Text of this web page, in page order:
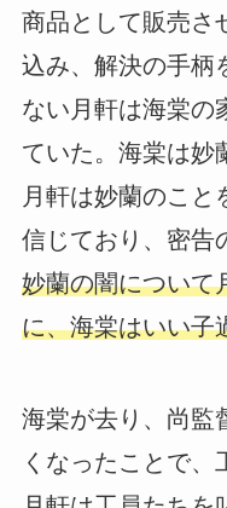
商品として販売さ
込み、解決の手柄
ない月軒は海棠の
ていた。海棠は妙
月軒は妙蘭のこと
信じており、密告
妙蘭の闇について
に、海棠はいい子
海棠が去り、尚監
くなったことで、